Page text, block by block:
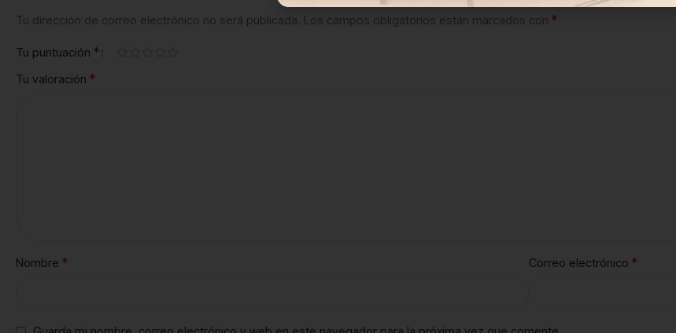
Tu dirección de correo electrónico no será publicada. Los campos obligatorios están marcados con *
Tu puntuación *
Tu valoración *
Nombre * Correo electrónico *